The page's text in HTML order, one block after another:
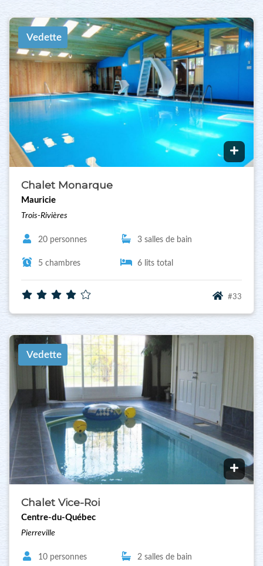
Vedette
Chalet Monarque
Mauricie
Trois-Rivières
20 personnes 3 salles de bain
5 chambres 6 lits total
#33
Vedette
Chalet Vice-Roi
Centre-du-Québec
Pierreville
10 personnes 2 salles de bain